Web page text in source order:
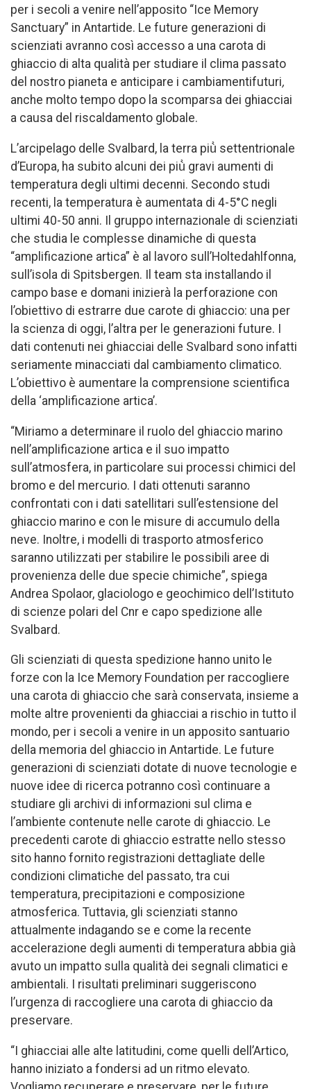
per i secoli a venire nell’apposito “Ice Memory
Sanctuary” in Antartide. Le future generazioni di
scienziati avranno così accesso a una carota di
ghiaccio di alta qualità per studiare il clima passato
del nostro pianeta e anticipare i cambiamentifuturi,
anche molto tempo dopo la scomparsa dei ghiacciai
a causa del riscaldamento globale.
L’arcipelago delle Svalbard, la terra più̀ settentrionale
d’Europa, ha subito alcuni dei più̀ gravi aumenti di
temperatura degli ultimi decenni. Secondo studi
recenti, la temperatura è aumentata di 4-5°C negli
ultimi 40-50 anni. Il gruppo internazionale di scienziati
che studia le complesse dinamiche di questa
“amplificazione artica” è al lavoro sull’Holtedahlfonna,
sull’isola di Spitsbergen. Il team sta installando il
campo base e domani inizierà la perforazione con
l’obiettivo di estrarre due carote di ghiaccio: una per
la scienza di oggi, l’altra per le generazioni future. I
dati contenuti nei ghiacciai delle Svalbard sono infatti
seriamente minacciati dal cambiamento climatico.
L’obiettivo è aumentare la comprensione scientifica
della ‘amplificazione artica’.
“Miriamo a determinare il ruolo del ghiaccio marino
nell’amplificazione artica e il suo impatto
sull’atmosfera, in particolare sui processi chimici del
bromo e del mercurio. I dati ottenuti saranno
confrontati con i dati satellitari sull’estensione del
ghiaccio marino e con le misure di accumulo della
neve. Inoltre, i modelli di trasporto atmosferico
saranno utilizzati per stabilire le possibili aree di
provenienza delle due specie chimiche”, spiega
Andrea Spolaor, glaciologo e geochimico dell’Istituto
di scienze polari del Cnr e capo spedizione alle
Svalbard.
Gli scienziati di questa spedizione hanno unito le
forze con la Ice Memory Foundation per raccogliere
una carota di ghiaccio che sarà conservata, insieme a
molte altre provenienti da ghiacciai a rischio in tutto il
mondo, per i secoli a venire in un apposito santuario
della memoria del ghiaccio in Antartide. Le future
generazioni di scienziati dotate di nuove tecnologie e
nuove idee di ricerca potranno così continuare a
studiare gli archivi di informazioni sul clima e
l’ambiente contenute nelle carote di ghiaccio. Le
precedenti carote di ghiaccio estratte nello stesso
sito hanno fornito registrazioni dettagliate delle
condizioni climatiche del passato, tra cui
temperatura, precipitazioni e composizione
atmosferica. Tuttavia, gli scienziati stanno
attualmente indagando se e come la recente
accelerazione degli aumenti di temperatura abbia già
avuto un impatto sulla qualità dei segnali climatici e
ambientali. I risultati preliminari suggeriscono
l’urgenza di raccogliere una carota di ghiaccio da
preservare.
“I ghiacciai alle alte latitudini, come quelli dell’Artico,
hanno iniziato a fondersi ad un ritmo elevato.